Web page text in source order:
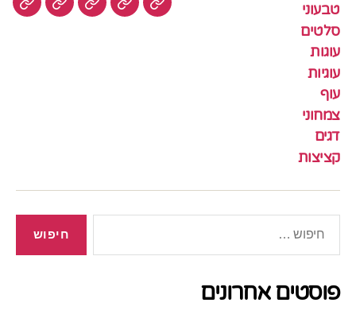
טבעוני
סלטים
עוגות
עוגיות
עוף
צמחוני
דגים
קציצות
עוגיותעוף צמחונידגים
פוסטים אחרונים